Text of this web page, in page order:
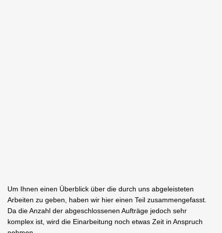
Um Ihnen einen Überblick über die durch uns abgeleisteten
Arbeiten zu geben, haben wir hier einen Teil zusammengefasst.
Da die Anzahl der abgeschlossenen Aufträge jedoch sehr
komplex ist, wird die Einarbeitung noch etwas Zeit in Anspruch